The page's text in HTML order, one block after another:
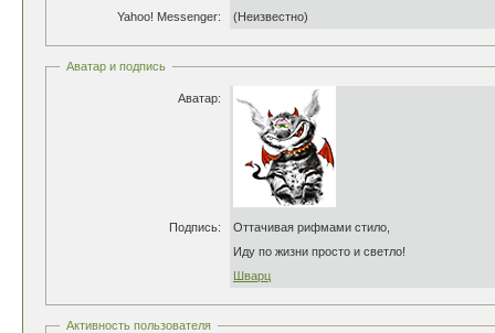
Yahoo! Messenger:
(Неизвестно)
Аватар и подпись
Аватар:
Подпись:
Оттачивая рифмами стило,
Иду по жизни просто и светло!
Шварц
Активность пользователя